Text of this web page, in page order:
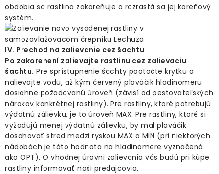
obdobia sa rastlina zakoreňuje a rozrastá sa jej koreňový
systém.
IV. Prechod na zalievanie cez šachtu
Po zakorenení zalievajte rastlinu cez zalievaciu
šachtu. Pre sprístupnenie šachty pootočte krytku a
nalievajte vodu, až kým červený plaváčik hladinomeru
dosiahne požadovanú úroveň (závisí od pestovateľských
nárokov konkrétnej rastliny). Pre rastliny, ktoré potrebujú
výdatnú zálievku, je to úroveň MAX. Pre rastliny, ktoré si
vyžadujú menej výdatnú zálievku, by mal plaváčik
dosahovať stred medzi ryskou MAX a MIN (pri niektorých
nádobách je táto hodnota na hladinomere vyznačená
ako OPT). O vhodnej úrovni zalievania vás budú pri kúpe
rastliny informovať naši predajcovia.